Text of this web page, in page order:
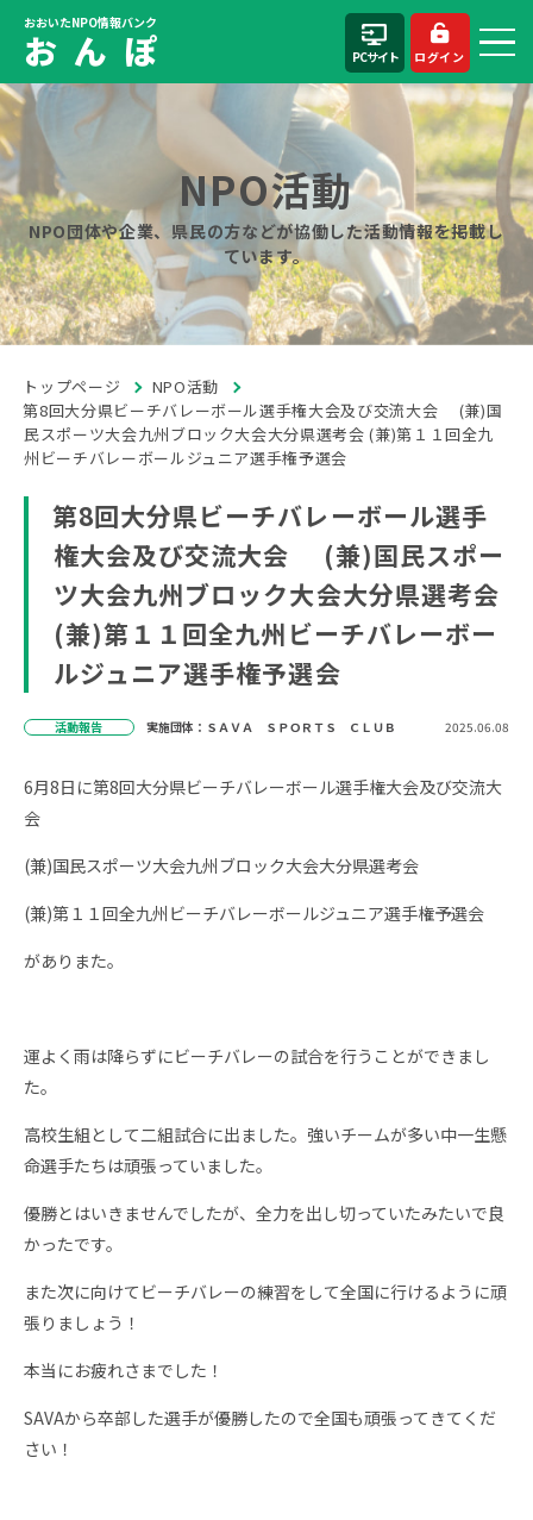
おおいたNPO情報バンク
お ん ぽ PCサイト ログイン
NPO活動
NPO団体や企業、県民の方などが協働した活動情報を掲載し
ています。
トップページ
NPO活動
第8回大分県ビーチバレーボール選手権大会及び交流大会 (兼)国
民スポーツ大会九州ブロック大会大分県選考会 (兼)第１１回全九
州ビーチバレーボールジュニア選手権予選会
第8回大分県ビーチバレーボール選手
権大会及び交流大会 (兼)国民スポー
ツ大会九州ブロック大会大分県選考会
(兼)第１１回全九州ビーチバレーボー
ルジュニア選手権予選会
活動報告 実施団体：ＳＡＶＡ ＳＰＯＲＴＳ ＣＬＵＢ 2025.06.08
6月8日に第8回大分県ビーチバレーボール選手権大会及び交流大
会
(兼)国民スポーツ大会九州ブロック大会大分県選考会
(兼)第１１回全九州ビーチバレーボールジュニア選手権予選会
がありまた。
運よく雨は降らずにビーチバレーの試合を行うことができまし
た。
高校生組として二組試合に出ました。強いチームが多い中一生懸
命選手たちは頑張っていました。
優勝とはいきませんでしたが、全力を出し切っていたみたいで良
かったです。
また次に向けてビーチバレーの練習をして全国に行けるように頑
張りましょう！
本当にお疲れさまでした！
SAVAから卒部した選手が優勝したので全国も頑張ってきてくだ
さい！